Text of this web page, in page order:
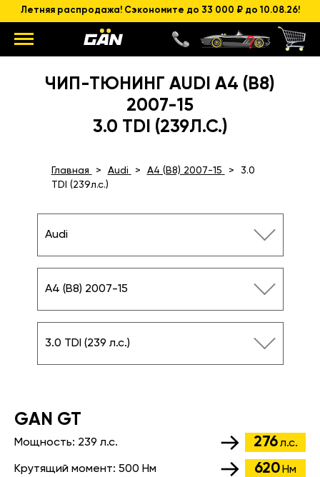
Летняя распродажа! Сэкономите до 33 000 ₽ до 10.08.26!
ЧИП-ТЮНИНГ AUDI A4 (B8)
2007-15
3.0 TDI (239Л.С.)
Главная Audi A4 (B8) 2007-15
3.0
TDI (239л.с.)
Audi
A4 (B8) 2007-15
3.0 TDI (239 л.с.)
GАN GT
Мощность: 239 л.с. 276 л.с.
Крутящий момент: 500 Нм 620 Нм